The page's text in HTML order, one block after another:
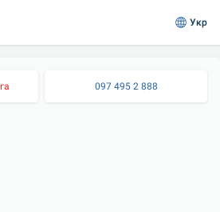
Укр
097 495 2 888